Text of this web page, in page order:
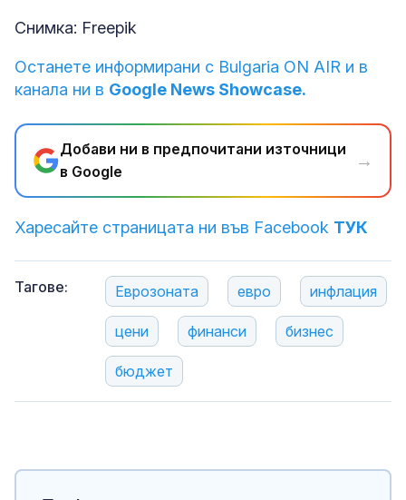
Снимка: Freepik
Останете информирани с Bulgaria ON AIR и в
канала ни в Google News Showcase.
Добави ни в предпочитани източници
в Google
→
Харесайте страницата ни във Facebook ТУК
Тагове: Еврозоната евро инфлация
цени финанси бизнес
бюджет